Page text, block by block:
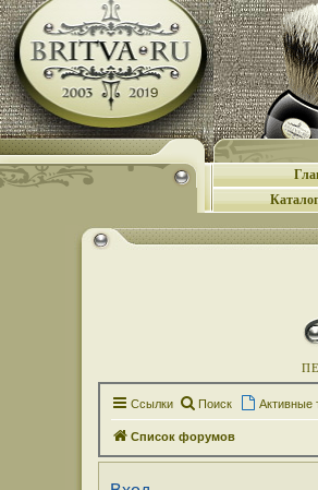
Ссылки Поиск Активные
Список форумов